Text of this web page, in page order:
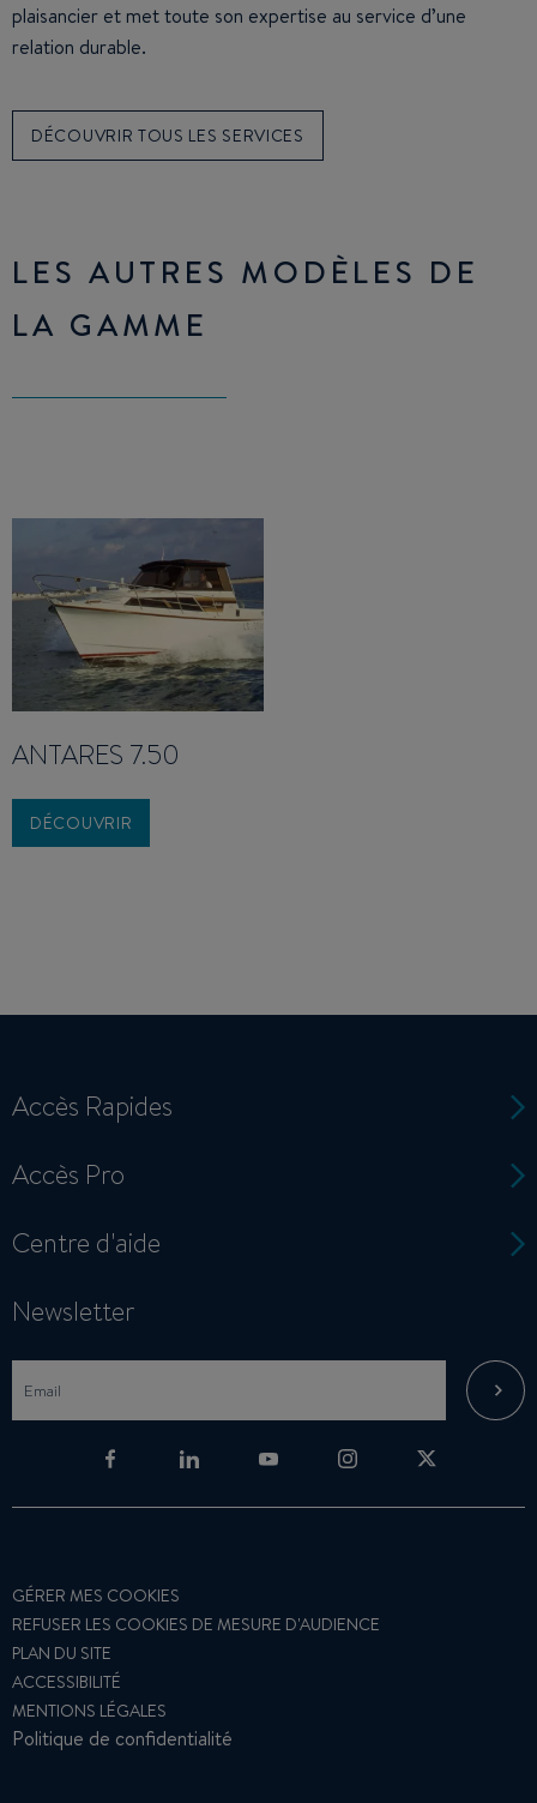
plaisancier et met toute son expertise au service d’une
relation durable.
DÉCOUVRIR TOUS LES SERVICES
LES AUTRES MODÈLES DE
LA GAMME
ANTARES 7.50
DÉCOUVRIR
Accès Rapides
Accès Pro
Centre d'aide
Newsletter
GÉRER MES COOKIES
REFUSER LES COOKIES DE MESURE D'AUDIENCE
PLAN DU SITE
ACCESSIBILITÉ
MENTIONS LÉGALES
Politique de confidentialité